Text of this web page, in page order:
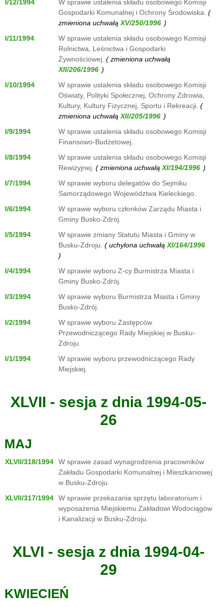
I/12/1994
W sprawie ustalenia składu osobowego Komisji
Gospodarki Komunalnej i Ochrony Środowiska. (
zmieniona uchwałą
)
I/11/1994
W sprawie ustalenia składu osobowego Komisji
Rolnictwa, Leśnictwa i Gospodarki
Żywnościowej. ( zmieniona uchwałą
)
I/10/1994
W sprawie ustalenia składu osobowego Komisji
Oświaty, Polityki Społecznej, Ochrony Zdrowia,
Kultury, Kultury Fizycznej, Sportu i Rekreacji. (
zmieniona uchwałą
)
I/9/1994
W sprawie ustalenia składu osobowego Komisji
Finansowo-Budżetowej.
I/8/1994
W sprawie ustalenia składu osobowego Komisji
Rewizyjnej. ( zmieniona uchwałą
)
I/7/1994
W sprawie wyboru delegatów do Sejmiku
Samorządowego Województwa Kieleckiego.
I/6/1994
W sprawie wyboru członków Zarządu Miasta i
Gminy Busko-Zdrój.
I/5/1994
W sprawie zmiany Statutu Miasta i Gminy w
Busku-Zdroju. ( uchylona uchwałą
)
I/4/1994
W sprawie wyboru Z-cy Burmistrza Miasta i
Gminy Busko-Zdrój.
I/3/1994
W sprawie wyboru Burmistrza Miasta i Gminy
Busko-Zdrój.
I/2/1994
W sprawie wyboru Zastępców
Przewodniczącego Rady Miejskiej w Busku-
Zdroju.
I/1/1994
W sprawie wyboru przewodniczącego Rady
Miejskiej.
XLVII - sesja z dnia 1994-05-
26
MAJ
XLVII/318/1994
W sprawie zasad wynagrodzenia pracowników
Zakładu Gospodarki Komunalnej i Mieszkaniowej
w Busku-Zdroju.
XLVII/317/1994
W sprawie przekazania sprzętu laboratorium i
wyposażenia Miejskiemu Zakładowi Wodociągów
i Kanalizacji w Busku-Zdroju.
XLVI - sesja z dnia 1994-04-
29
KWIECIEŃ